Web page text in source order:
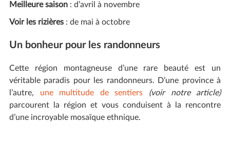
Meilleure saison: d’avril à novembre
Voir les rizières : de mai à octobre
Un bonheur pour les randonneurs
Cette région montagneuse d’une rare beauté est un
véritable paradis pour les randonneurs. D’une province à
l’autre, une multitude de sentiers (voir notre article)
parcourent la région et vous conduisent à la rencontre
d’une incroyable mosaïque ethnique.